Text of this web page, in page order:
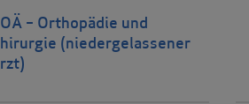
– Orthopädie und
(niedergelassener